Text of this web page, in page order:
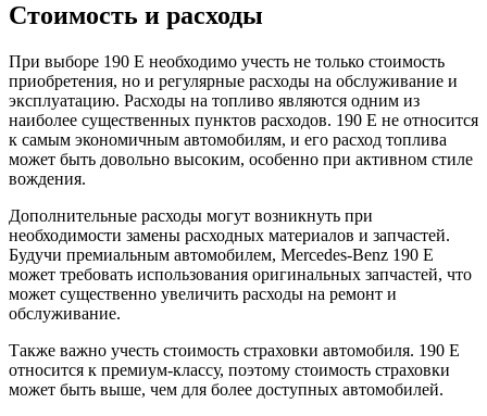
Стоимость и расходы
При выборе 190 Е необходимо учесть не только стоимость
приобретения, но и регулярные расходы на обслуживание и
эксплуатацию. Расходы на топливо являются одним из
наиболее существенных пунктов расходов. 190 Е не относится
к самым экономичным автомобилям, и его расход топлива
может быть довольно высоким, особенно при активном стиле
вождения.
Дополнительные расходы могут возникнуть при
необходимости замены расходных материалов и запчастей.
Будучи премиальным автомобилем, Mercedes-Benz 190 Е
может требовать использования оригинальных запчастей, что
может существенно увеличить расходы на ремонт и
обслуживание.
Также важно учесть стоимость страховки автомобиля. 190 Е
относится к премиум-классу, поэтому стоимость страховки
может быть выше, чем для более доступных автомобилей.